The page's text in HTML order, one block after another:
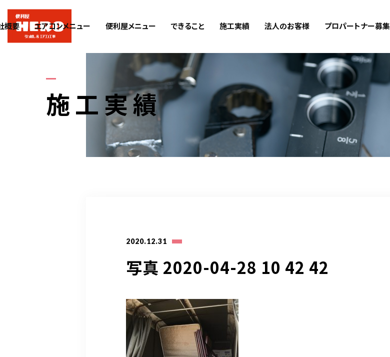
概要 エアコンメニュー 便利屋メニュー できること 施工実績 法人のお客様 プロパートナー募集
施工実績
2020.12.31
写真 2020-04-28 10 42 42